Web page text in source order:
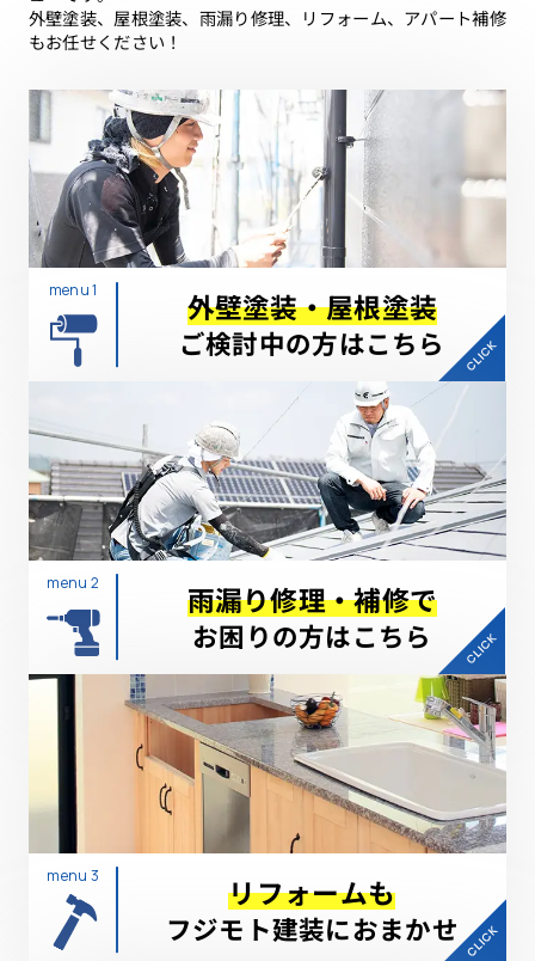
外壁塗装、屋根塗装、雨漏り修理、リフォーム、アパート補修
もお任せください！
menu 1 外壁塗装・屋根塗装
ご検討中の方はこちら
menu 2 雨漏り修理・補修で
お困りの方はこちら
menu 3 リフォームも
フジモト建装におまかせ